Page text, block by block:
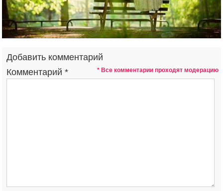
Добавить комментарий
* Все комментарии проходят модерацию
Комментарий*